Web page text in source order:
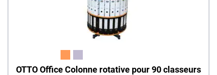
OTTO Office Colonne rotative pour 90 classeurs